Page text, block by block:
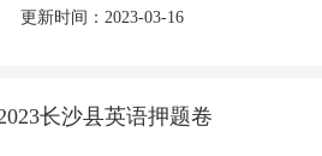
更新时间： 2023-03-16
长沙县英语押题卷